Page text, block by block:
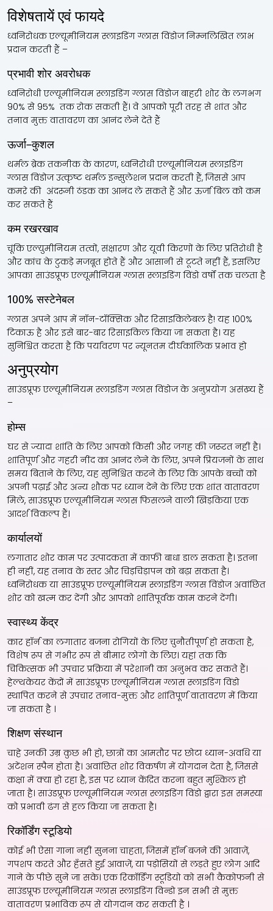
विशेषतायें एवं फायदे
ध्वनिरोधक एल्यूमीनियम स्लाइडिंग ग्लास विंडोज निम्नलिखित लाभ
प्रदान करती हैं –
प्रभावी शोर अवरोधक
ध्वनिरोधी एल्यूमीनियम स्लाइडिंग ग्लास विंडोज बाहरी शोर के लगभग
90% से 95% तक रोक सकती हैं। वे आपको पूरी तरह से शांत और
तनाव मुक्त वातावरण का आनंद लेने देते हैं
ऊर्जा–कुशल
थर्मल ब्रेक तकनीक के कारण, ध्वनिरोधी एल्यूमीनियम स्लाइडिंग
ग्लास विंडोज उत्कृष्ट थर्मल इन्सुलेशन प्रदान करती हैं, जिससे आप
कमरे की अंदरूनी ठंडक का आनंद ले सकते हैं और ऊर्जा बिल को कम
कर सकते हैं
कम रखरखाव
चूंकि एल्युमीनियम तत्वों, संक्षारण और यूवी किरणों के लिए प्रतिरोधी है
और कांच के टुकड़े मजबूत होते हैं और आसानी से टूटते नहीं हैं, इसलिए
आपका साउंडप्रूफ एल्यूमीनियम ग्लास स्लाइडिंग विंडो वर्षों तक चलता है
100% सस्टेनेबल
ग्लास अपने आप में नॉन-टॉक्सिक और रिसाइकिलेबल है! यह 100%
टिकाऊ है और इसे बार-बार रिसाइकिल किया जा सकता है। यह
सुनिश्चित करता है कि पर्यावरण पर न्यूनतम दीर्घकालिक प्रभाव हो
अनुप्रयोग
साउंडप्रूफ एल्यूमीनियम स्लाइडिंग ग्लास विंडोज के अनुप्रयोग असंख्य हैं
–
होम्स
घर से ज्यादा शांति के लिए आपको किसी और जगह की जरूरत नहीं है।
शांतिपूर्ण और गहरी नींद का आनंद लेने के लिए, अपने प्रियजनों के साथ
समय बिताने के लिए, यह सुनिश्चित करने के लिए कि आपके बच्चों को
अपनी पढ़ाई और अन्य शौक पर ध्यान देने के लिए एक शांत वातावरण
मिले, साउंडप्रूफ एल्यूमीनियम ग्लास फिसलने वाली खिड़कियां एक
आदर्श विकल्प हैं।
कार्यालयों
लगातार शोर काम पर उत्पादकता में काफी बाधा डाल सकता है। इतना
ही नहीं, यह तनाव के स्तर और चिड़चिड़ापन को बढ़ा सकता है।
ध्वनिरोधक या साउंडप्रूफ एल्यूमीनियम स्लाइडिंग ग्लास विंडोज अवांछित
शोर को खत्म कर देंगी और आपको शांतिपूर्वक काम करने देंगी।
स्वास्थ्य केंद्र
कार हॉर्न का लगातार बजना रोगियों के लिए चुनौतीपूर्ण हो सकता है,
विशेष रूप से गंभीर रूप से बीमार लोगों के लिए। यहां तक कि
चिकित्सक भी उपचार प्रक्रिया में परेशानी का अनुभव कर सकते हैं।
हेल्थकेयर केंद्रों में साउंडप्रूफ एल्यूमीनियम ग्लास स्लाइडिंग विंडो
स्थापित करने से उपचार तनाव-मुक्त और शांतिपूर्ण वातावरण में किया
जा सकता है ।
शिक्षण संस्थान
चाहे उनकी उम्र कुछ भी हो, छात्रों का आमतौर पर छोटा ध्यान-अवधि या
अटेंशन स्पैन होता है। अवांछित शोर विकर्षण में योगदान देता है, जिससे
कक्षा में क्या हो रहा है, इस पर ध्यान केंद्रित करना बहुत मुश्किल हो
जाता है। साउंडप्रूफ एल्यूमीनियम ग्लास स्लाइडिंग विंडो द्वारा इस समस्या
को प्रभावी ढंग से हल किया जा सकता है।
रिकॉर्डिंग स्टूडियो
कोई भी ऐसा गाना नहीं सुनना चाहता, जिसमें हॉर्न बजने की आवाज़ें,
गपशप करते और हँसते हुई आवाज़ें, या पड़ोसियों से लड़ते हुए लोग आदि
गाने के पीछे सुने जा सके। एक रिकॉर्डिंग स्टूडियो को सभी कैकोफनी से
साउंडप्रूफ एल्यूमीनियम ग्लास स्लाइडिंग विन्डो इन सभी से मुक्त
वातावरण प्रभाविक रूप से योगदान कर सकती है ।